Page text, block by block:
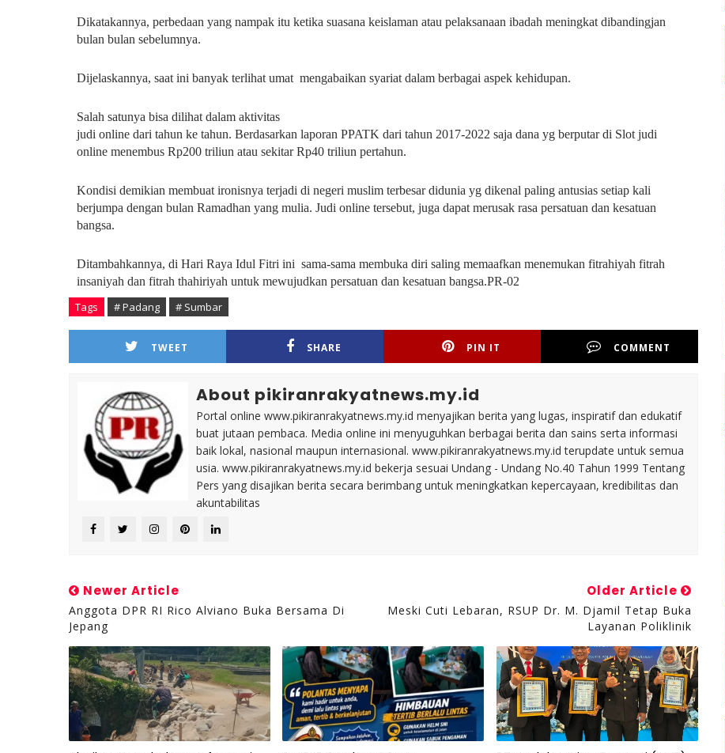
Dikatakannya, perbedaan yang nampak itu ketika suasana keislaman atau pelaksanaan ibadah meningkat dibandingjan
bulan bulan sebelumnya.
Dijelaskannya, saat ini banyak terlihat umat mengabaikan syariat dalam berbagai aspek kehidupan.
Salah satunya bisa dilihat dalam aktivitas
judi online dari tahun ke tahun. Berdasarkan laporan PPATK dari tahun 2017-2022 saja dana yg berputar di Slot judi
online menembus Rp200 triliun atau sekitar Rp40 triliun pertahun.
Kondisi demikian membuat ironisnya terjadi di negeri muslim terbesar didunia yg dikenal paling antusias setiap kali
berjumpa dengan bulan Ramadhan yang mulia. Judi online tersebut, juga dapat merusak rasa persatuan dan kesatuan
bangsa.
Ditambahkannya, di Hari Raya Idul Fitri ini sama-sama membuka diri saling memaafkan menemukan fitrahiyah fitrah
insaniyah dan fitrah thahiriyah untuk mewujudkan persatuan dan kesatuan bangsa.PR-02
Tags # Padang # Sumbar
TWEET SHARE PIN IT COMMENT
About pikiranrakyatnews.my.id
Portal online www.pikiranrakyatnews.my.id menyajikan berita yang lugas, inspiratif dan edukatif
buat jutaan pembaca. Media online ini menyuguhkan berbagai berita dan sains serta informasi
baik lokal, nasional maupun internasional. www.pikiranrakyatnews.my.id terupdate untuk semua
usia. www.pikiranrakyatnews.my.id bekerja sesuai Undang - Undang No.40 Tahun 1999 Tentang
Pers yang disajikan berita secara berimbang untuk meningkatkan kepercayaan, kredibilitas dan
akuntabilitas
Newer Article
Anggota DPR RI Rico Alviano Buka Bersama Di
Jepang
Older Article
Meski Cuti Lebaran, RSUP Dr. M. Djamil Tetap Buka
Layanan Poliklinik